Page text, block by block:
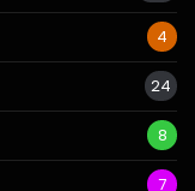
4
24
8
7